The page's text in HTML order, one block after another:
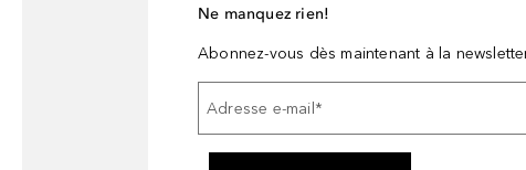
Ne manquez rien!
Abonnez-vous dès maintenant à la
Adresse e-mail *